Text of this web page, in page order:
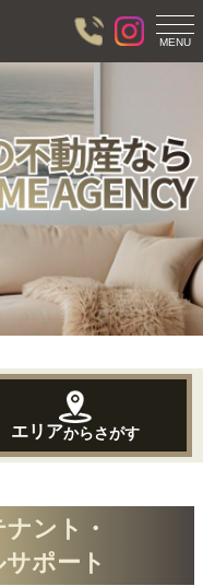
T
O
G
N
A
V
I
G
A
T
O
N
MENU
エリアからさがす
ント・
ポート